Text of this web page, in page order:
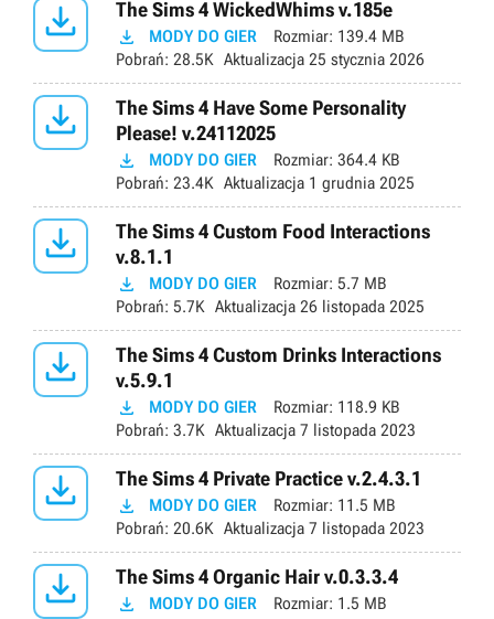
 The Sims 4 WickedWhims v.185e
 MODY DO GIER Rozmiar: 139.4 MB
Pobrań: 28.5K Aktualizacja 25 stycznia 2026

The Sims 4 Have Some Personality
Please! v.24112025
 MODY DO GIER Rozmiar: 364.4 KB
Pobrań: 23.4K Aktualizacja 1 grudnia 2025

The Sims 4 Custom Food Interactions
v.8.1.1
 MODY DO GIER Rozmiar: 5.7 MB
Pobrań: 5.7K Aktualizacja 26 listopada 2025

The Sims 4 Custom Drinks Interactions
v.5.9.1
 MODY DO GIER Rozmiar: 118.9 KB
Pobrań: 3.7K Aktualizacja 7 listopada 2023
 The Sims 4 Private Practice v.2.4.3.1
 MODY DO GIER Rozmiar: 11.5 MB
Pobrań: 20.6K Aktualizacja 7 listopada 2023
 The Sims 4 Organic Hair v.0.3.3.4
 MODY DO GIER Rozmiar: 1.5 MB